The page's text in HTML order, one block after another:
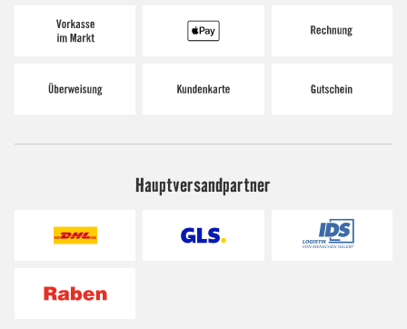
Hauptversandpartner